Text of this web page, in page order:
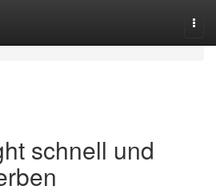
schnell und